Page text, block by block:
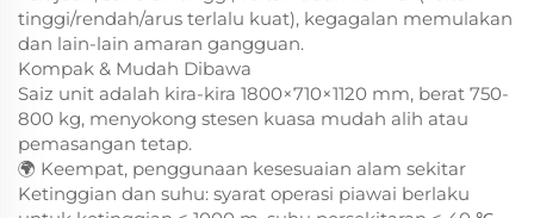
tinggi/rendah/arus terlalu kuat), kegagalan memulakan
dan lain-lain amaran gangguan.
Kompak & Mudah Dibawa
Saiz unit adalah kira-kira 1800×710×1120 mm, berat 750-
800 kg, menyokong stesen kuasa mudah alih atau
pemasangan tetap.
🌍 Keempat, penggunaan kesesuaian alam sekitar
Ketinggian dan suhu: syarat operasi piawai berlaku